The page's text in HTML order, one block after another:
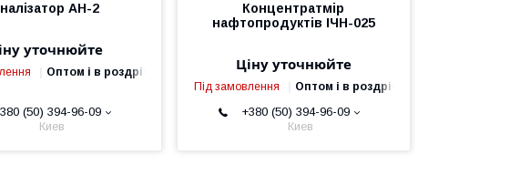
АН-2
уточнюйте
Оптом і в роздріб
(50) 394-96-09
Киев
Концентратмір
нафтопродуктів ІЧН-025
Ціну уточнюйте
Під замовлення Оптом і в роздріб
+380 (50) 394-96-09
Киев